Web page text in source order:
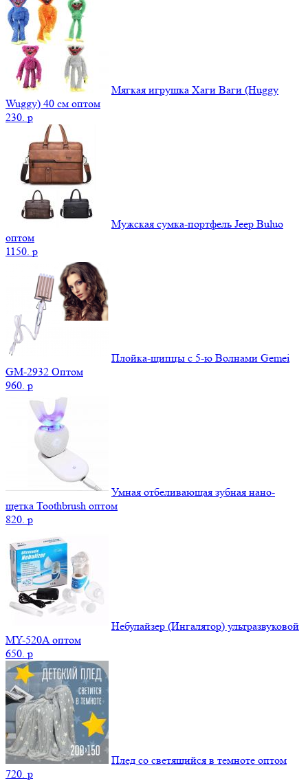
Мягкая игрушка Хаги Ваги (Huggy
Wuggy) 40 см оптом
230. p
Мужская сумка-портфель Jeep Buluo
оптом
1150. p
Плойка-щипцы c 5-ю Волнами Gemei
GM-2932 Оптом
960. p
Умная отбеливающая зубная нано-
щетка Toothbrush оптом
820. p
Небулайзер (Ингалятор) ультразвуковой
MY-520A оптом
650. p
Плед со светящийся в темноте оптом
720. p